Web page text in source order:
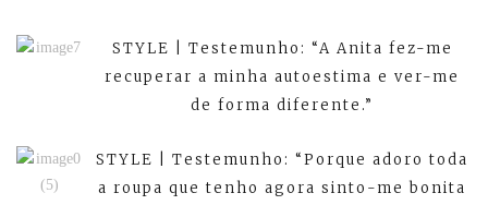
STYLE | Testemunho: “A Anita fez-me
recuperar a minha autoestima e ver-me
de forma diferente.”
STYLE | Testemunho: “Porque adoro toda
a roupa que tenho agora sinto-me bonita